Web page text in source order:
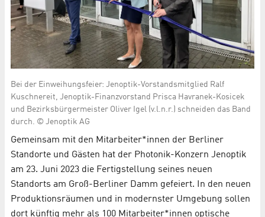
Bei der Einweihungsfeier: Jenoptik-Vorstandsmitglied Ralf
Kuschnereit, Jenoptik-Finanzvorstand Prisca Havranek-Kosicek
und Bezirksbürgermeister Oliver Igel (v.l.n.r.) schneiden das Band
durch. © Jenoptik AG
Gemeinsam mit den Mitarbeiter*innen der Berliner
Standorte und Gästen hat der Photonik-Konzern Jenoptik
am 23. Juni 2023 die Fertigstellung seines neuen
Standorts am Groß-Berliner Damm gefeiert. In den neuen
Produktionsräumen und in modernster Umgebung sollen
dort künftig mehr als 100 Mitarbeiter*innen optische